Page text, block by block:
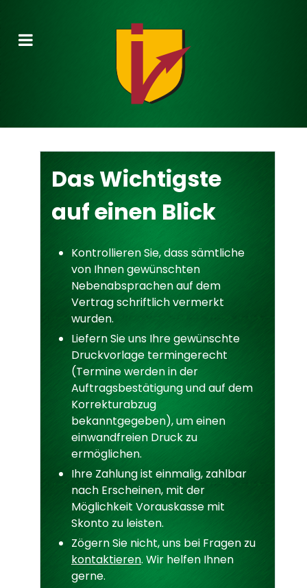
Das Wichtigste
auf einen Blick
Kontrollieren Sie, dass sämtliche
von Ihnen gewünschten
Nebenabsprachen auf dem
Vertrag schriftlich vermerkt
wurden.
Liefern Sie uns Ihre gewünschte
Druckvorlage termingerecht
(Termine werden in der
Auftragsbestätigung und auf dem
Korrekturabzug
bekanntgegeben), um einen
einwandfreien Druck zu
ermöglichen.
Ihre Zahlung ist einmalig, zahlbar
nach Erscheinen, mit der
Möglichkeit Vorauskasse mit
Skonto zu leisten.
Zögern Sie nicht, uns bei Fragen zu
kontaktieren. Wir helfen Ihnen
gerne.